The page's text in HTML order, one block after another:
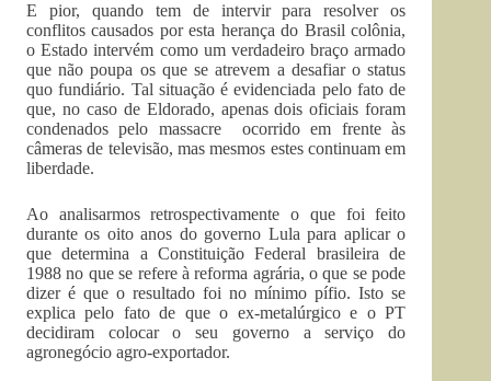
E pior, quando tem de intervir para resolver os
conflitos causados por esta herança do Brasil colônia,
o Estado intervém como um verdadeiro braço armado
que não poupa os que se atrevem a desafiar o status
quo fundiário. Tal situação é evidenciada pelo fato de
que, no caso de Eldorado, apenas dois oficiais foram
condenados pelo massacre ocorrido em frente às
câmeras de televisão, mas mesmos estes continuam em
liberdade.
Ao analisarmos retrospectivamente o que foi feito
durante os oito anos do governo Lula para aplicar o
que determina a Constituição Federal brasileira de
1988 no que se refere à reforma agrária, o que se pode
dizer é que o resultado foi no mínimo pífio. Isto se
explica pelo fato de que o ex-metalúrgico e o PT
decidiram colocar o seu governo a serviço do
agronegócio agro-exportador.